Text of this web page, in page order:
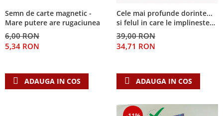
Semn de carte magnetic -
Mare putere are rugaciunea
6,00 RON
5,34 RON
ADAUGA IN COS
Cele mai profunde dorinte...
si felul in care le implineste
invatatura crestina
39,00 RON
34,71 RON
ADAUGA IN COS